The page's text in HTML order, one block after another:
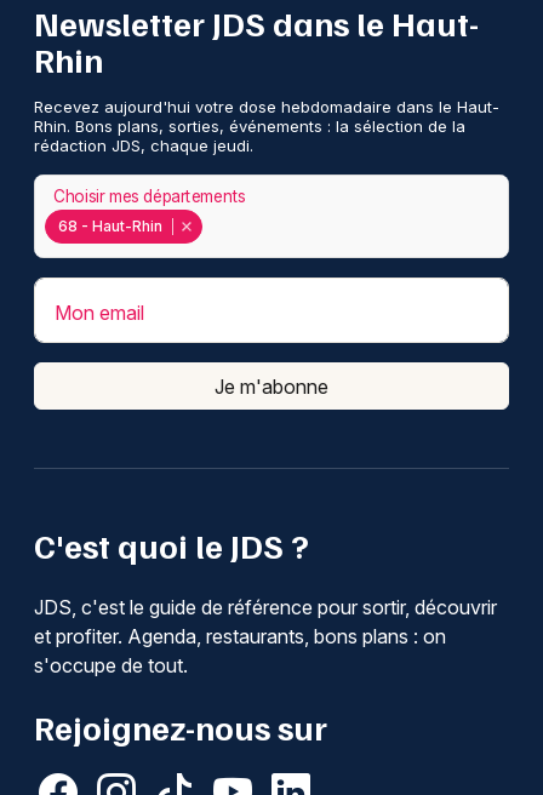
C'est quoi le JDS ?
JDS, c'est le guide de référence pour sortir, découvrir
et profiter. Agenda, restaurants, bons plans : on
s'occupe de tout.
Rejoignez-nous sur
Newsletter JDS dans le Haut-
Rhin
Recevez aujourd'hui votre dose hebdomadaire dans le Haut-
Rhin. Bons plans, sorties, événements : la sélection de la
rédaction JDS, chaque jeudi.
68 - Haut-Rhin
Choisir mes départements
Mon email
Je m'abonne